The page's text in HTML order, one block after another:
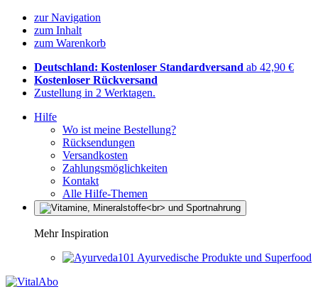
zur Navigation
zum Inhalt
zum Warenkorb
Deutschland: Kostenloser Standardversand ab 42,90 €
Kostenloser Rückversand
Zustellung in 2 Werktagen.
Hilfe
Wo ist meine Bestellung?
Rücksendungen
Versandkosten
Zahlungsmöglichkeiten
Kontakt
Alle Hilfe-Themen
Mehr Inspiration
Ayurvedische Produkte und Superfood